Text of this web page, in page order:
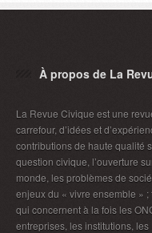
À propos de La
La Revue Civique est une
carrefour, d’idées et
contributions de haute qualité
question civique, l’ouverture
monde, les problèmes de
enjeux du « vivre ensemble » ;
qui concernent à la fois les
entreprises, les institutions, les